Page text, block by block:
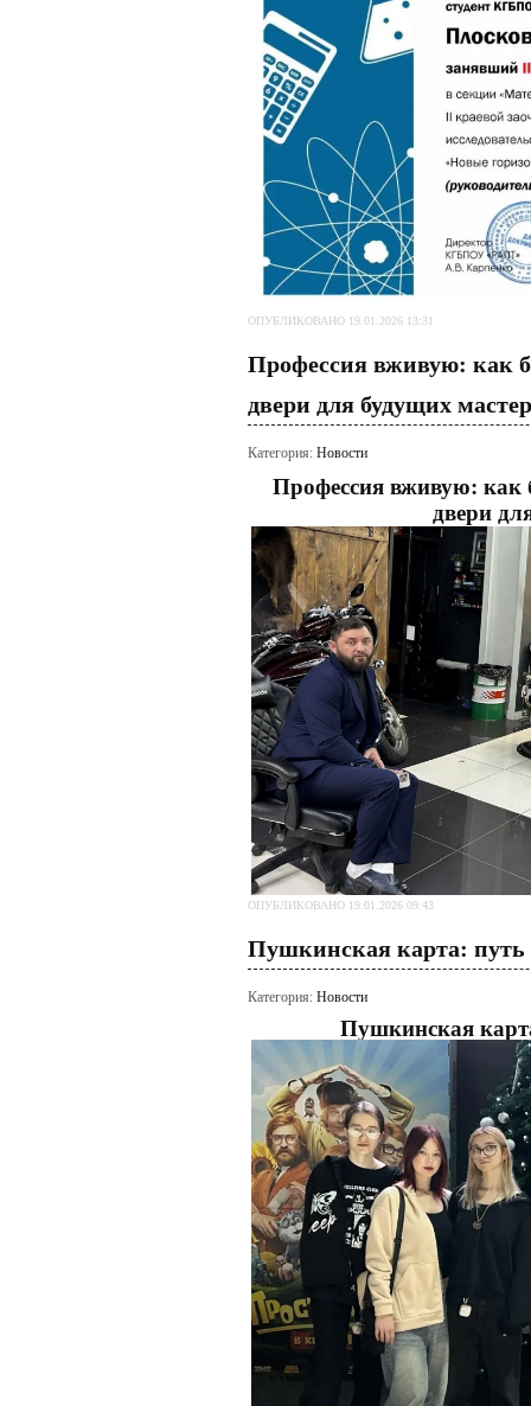
ОПУБЛИКОВАНО 19.01.2026 13:31
Профессия вживую:
двери для будущих
Категория: Новости
Профессия вживую:
двери
ОПУБЛИКОВАНО 19.01.2026 09:43
Пушкинская карта: путь
Категория: Новости
Пушкинская